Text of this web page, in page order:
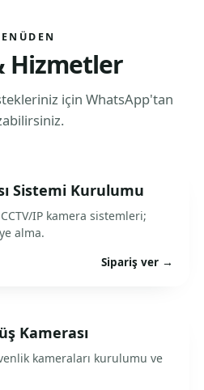
Hizmetler
için WhatsApp'tan
Sistemi Kurulumu
IP kamera sistemleri;
alma.
Sipariş ver →
Kamerası
kameraları kurulumu ve